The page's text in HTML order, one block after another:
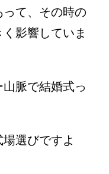
て、その時の
影響していま
脈で結婚式っ
選びですよ